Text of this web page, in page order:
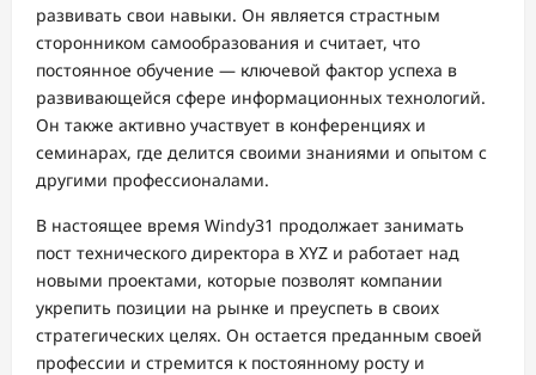
развивать свои навыки. Он является страстным
сторонником самообразования и считает, что
постоянное обучение — ключевой фактор успеха в
развивающейся сфере информационных технологий.
Он также активно участвует в конференциях и
семинарах, где делится своими знаниями и опытом с
другими профессионалами.
В настоящее время Windy31 продолжает занимать
пост технического директора в XYZ и работает над
новыми проектами, которые позволят компании
укрепить позиции на рынке и преуспеть в своих
стратегических целях. Он остается преданным своей
профессии и стремится к постоянному росту и